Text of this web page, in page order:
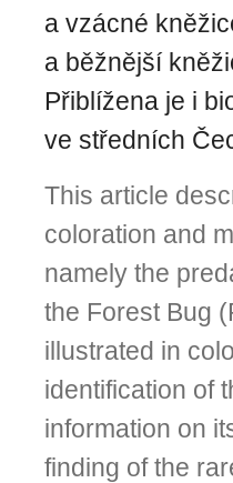
a vzácné
a běžnější
Přiblížena je i
ve středních
This article
coloration and
namely the
the Forest Bug
illustrated in
identification of
information on
finding of the